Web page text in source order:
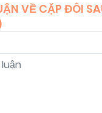
VỀ CẶP ĐÔI